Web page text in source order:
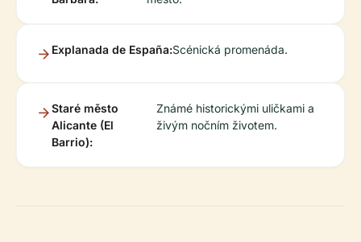
Explanada de España:Scénická promenáda.
Staré město
Alicante (El
Barrio):
Známé historickými uličkami a
živým nočním životem.